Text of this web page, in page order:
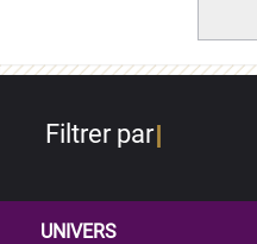
Filtrer par
UNIVERS